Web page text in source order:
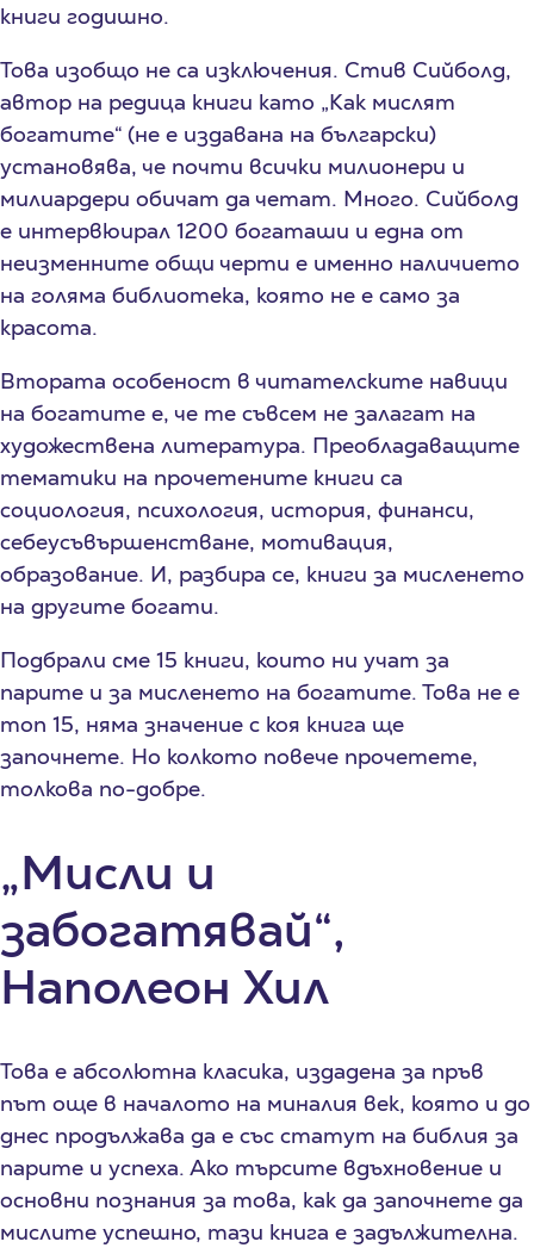
книги годишно.
Това изобщо не са изключения. Стив Сийболд,
автор на редица книги като „Как мислят
богатите“ (не е издавана на български)
установява, че почти всички милионери и
милиардери обичат да четат. Много. Сийболд
е интервюирал 1200 богаташи и една от
неизменните общи черти е именно наличието
на голяма библиотека, която не е само за
красота.
Втората особеност в читателските навици
на богатите е, че те съвсем не залагат на
художествена литература. Преобладаващите
тематики на прочетените книги са
социология, психология, история, финанси,
себеусъвършенстване, мотивация,
образование. И, разбира се, книги за мисленето
на другите богати.
Подбрали сме 15 книги, които ни учат за
парите и за мисленето на богатите. Това не е
топ 15, няма значение с коя книга ще
започнете. Но колкото повече прочетете,
толкова по-добре.
„Мисли и
забогатявай“,
Наполеон Хил
Това е абсолютна класика, издадена за пръв
път още в началото на миналия век, която и до
днес продължава да е със статут на библия за
парите и успеха. Ако търсите вдъхновение и
основни познания за това, как да започнете да
мислите успешно, тази книга е задължителна.